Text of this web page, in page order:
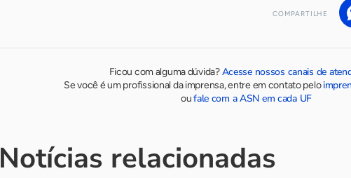
COMPARTILHE
Ficou com alguma dúvida?Acesse nossos canais de
Se você é um profissional da imprensa, entre em contato pelo
oufale com a ASN em cada UF
Notícias relacionadas